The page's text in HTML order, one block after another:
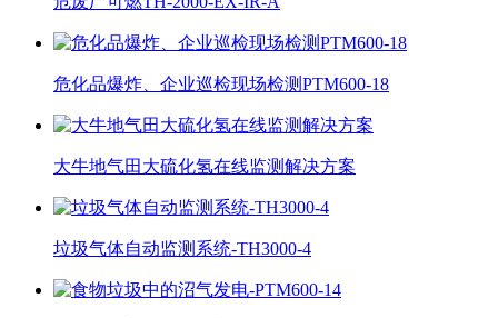
危化品爆炸、企业巡检现场检测PTM600-18
大牛地气田大硫化氢在线监测解决方案
垃圾气体自动监测系统-TH3000-4